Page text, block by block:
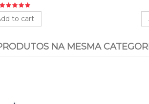
to cart
NA MESMA